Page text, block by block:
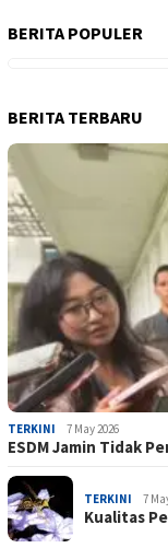
BERITA POPULER
BERITA TERBARU
TERKINI 7 May 2026
ESDM Jamin Tidak
TERKINI 7
Kualitas